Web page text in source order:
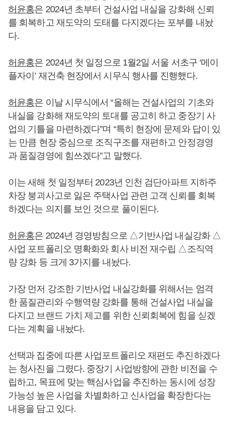
허윤홍은 2024년 초부터 건설사업 내실을 강화해 신뢰
를 회복하고 재도약의 도태를 다지겠다는 포부를 내놨
다.
허윤홍은 2024년 첫 일정으로 1월2일 서울 서초구 ‘메이
플자이’ 재건축 현장에서 시무식 행사를 진행했다.
허윤홍은 이날 시무식에서 “올해는 건설사업의 기초와
내실을 강화해 재도약의 토대를 공고히 하고 중장기 사
업의 기틀을 마련하겠다”며 “특히 현장에 문제와 답이 있
는 만큼 현장 중심으로 조직구조를 재편하고 안정경영
과 품질경영에 힘쓰겠다”고 말했다.
이는 새해 첫 일정부터 2023년 인천 검단아파트 지하주
차장 붕괴사고로 잃은 주택사업 관련 고객 신뢰를 회복
하겠다는 의지를 보인 것으로 풀이된다.
허윤홍은 2024년 경영방침으로 △기반사업 내실강화 △
사업 포트폴리오 명확화와 회사 비전 재수립 △조직역
량 강화 등 크게 3가지를 내놨다.
가장 먼저 강조한 기반사업 내실강화를 위해서는 엄격
한 품질관리와 수행역량 강화를 통해 건설사업 내실을
다지고 브랜드 가치 제고를 위한 신뢰회복에 힘을 싣겠
다는 계획을 내놨다.
선택과 집중에 따른 사업포트폴리오 재편도 추진하겠다
는 청사진을 그렸다. 중장기 사업방향에 관한 비전을 수
립하고, 목표에 맞는 핵심사업을 추진하는 동시에 성장
가능성 높은 사업을 차별화하고 신사업을 확장한다는
내용을 담고 있다.